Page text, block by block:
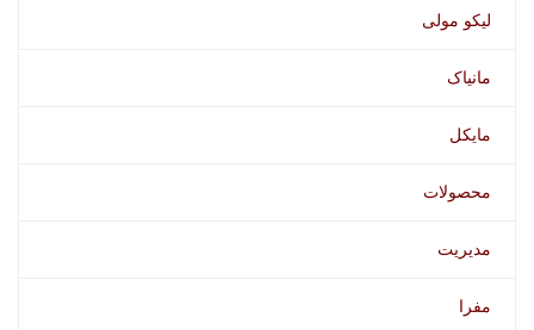
لیکو مولی
مانیاک
مایکل
محصولات
مدیریت
مفرا